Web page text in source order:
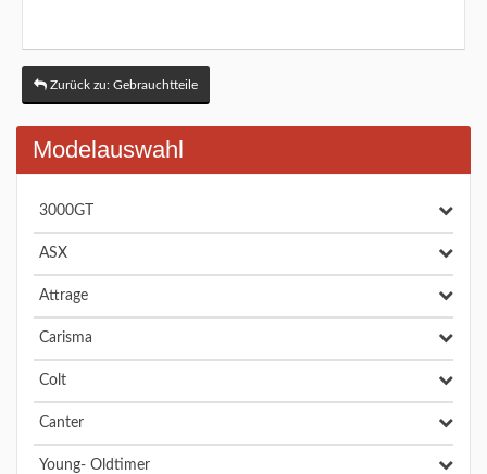
Zurück zu: Gebrauchtteile
Modelauswahl
3000GT
ASX
Attrage
Carisma
Colt
Canter
Young- Oldtimer